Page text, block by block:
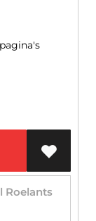
Roelants